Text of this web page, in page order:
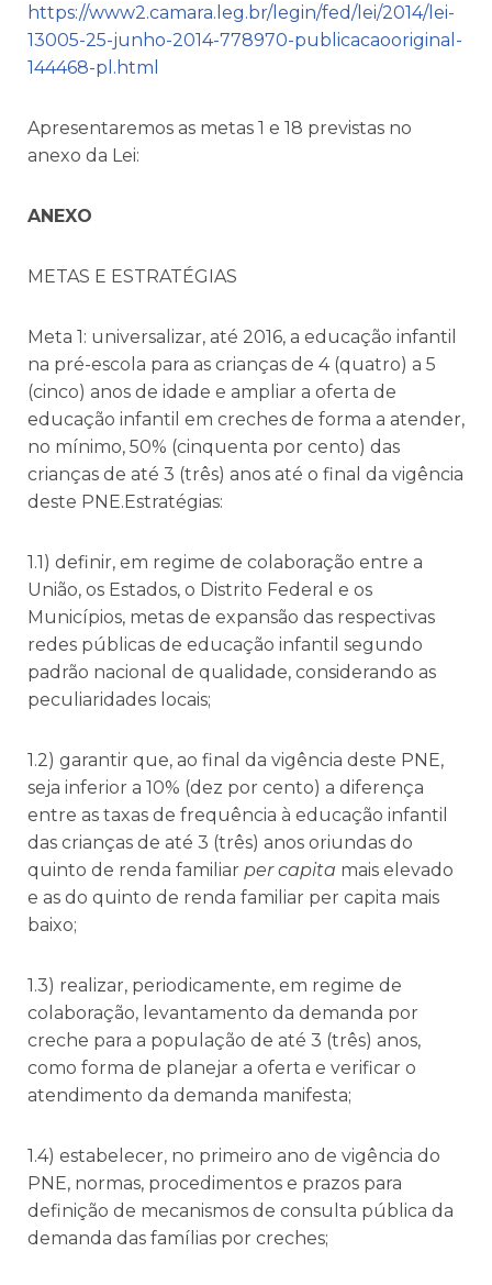
https://www2.camara.leg.br/legin/fed/lei/2014/lei-
13005-25-junho-2014-778970-publicacaooriginal-
144468-pl.html
Apresentaremos as metas 1 e 18 previstas no
anexo da Lei:
ANEXO
METAS E ESTRATÉGIAS
Meta 1: universalizar, até 2016, a educação infantil
na pré-escola para as crianças de 4 (quatro) a 5
(cinco) anos de idade e ampliar a oferta de
educação infantil em creches de forma a atender,
no mínimo, 50% (cinquenta por cento) das
crianças de até 3 (três) anos até o final da vigência
deste PNE.Estratégias:
1.1) definir, em regime de colaboração entre a
União, os Estados, o Distrito Federal e os
Municípios, metas de expansão das respectivas
redes públicas de educação infantil segundo
padrão nacional de qualidade, considerando as
peculiaridades locais;
1.2) garantir que, ao final da vigência deste PNE,
seja inferior a 10% (dez por cento) a diferença
entre as taxas de frequência à educação infantil
das crianças de até 3 (três) anos oriundas do
quinto de renda familiar per capita mais elevado
e as do quinto de renda familiar per capita mais
baixo;
1.3) realizar, periodicamente, em regime de
colaboração, levantamento da demanda por
creche para a população de até 3 (três) anos,
como forma de planejar a oferta e verificar o
atendimento da demanda manifesta;
1.4) estabelecer, no primeiro ano de vigência do
PNE, normas, procedimentos e prazos para
definição de mecanismos de consulta pública da
demanda das famílias por creches;